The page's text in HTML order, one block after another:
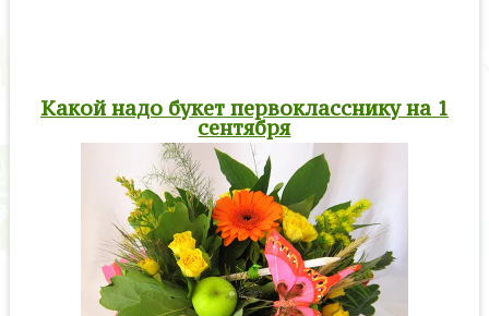
Какой надо букет первокласснику на 1
сентября